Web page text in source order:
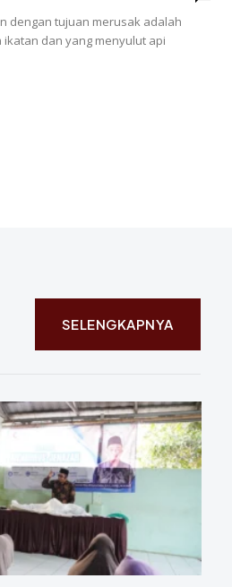
dengan tujuan merusak adalah
dan yang menyulut api
SELENGKAPNYA